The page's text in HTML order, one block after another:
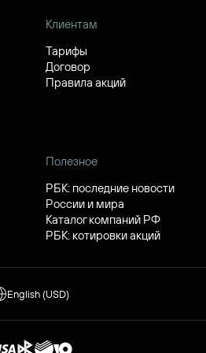
Клиентам
Тарифы
Договор
Правила акций
Полезное
РБК: последние новости
России и мира
Каталог компаний РФ
РБК: котировки акций
English (USD)